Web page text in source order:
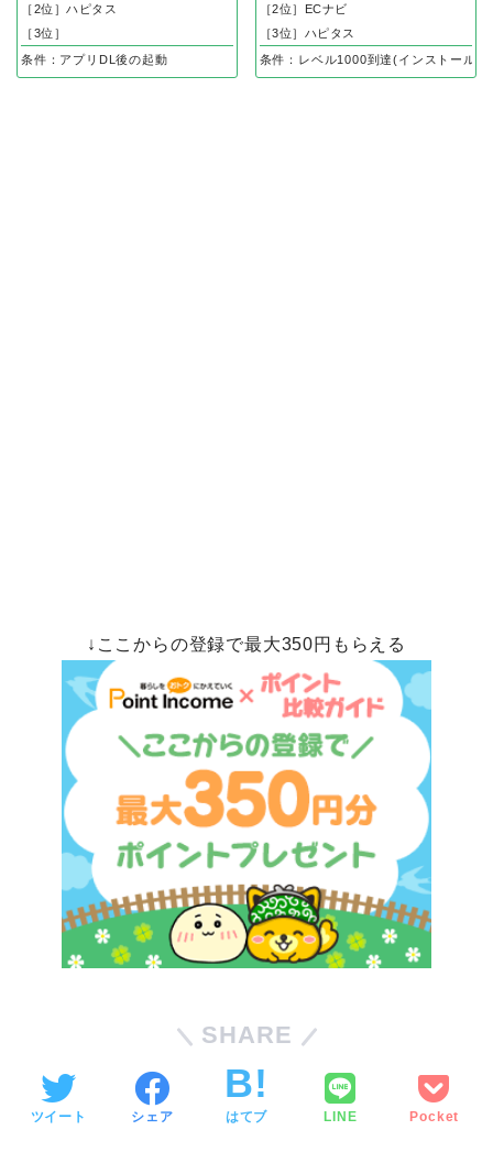
［2位］ハピタス
［3位］
条件：アプリDL後の起動
［2位］ECナビ
［3位］ハピタス
条件：レベル1000到達(インストール後
↓ここからの登録で最大350円もらえる
SHARE
ツイート シェア はてブ LINE Pocket